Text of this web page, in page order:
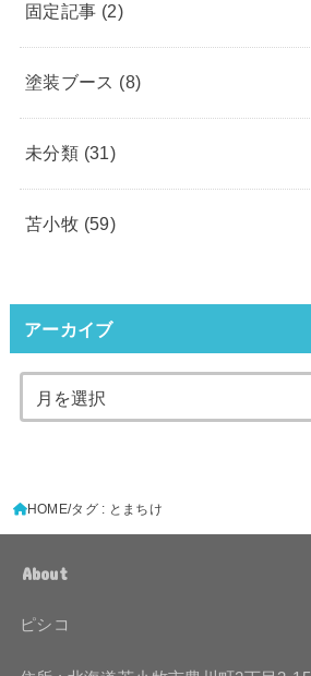
固定記事 (2)
塗装ブース (8)
未分類 (31)
苫小牧 (59)
アーカイブ
HOME タグ : とまちけ
About
ピシコ